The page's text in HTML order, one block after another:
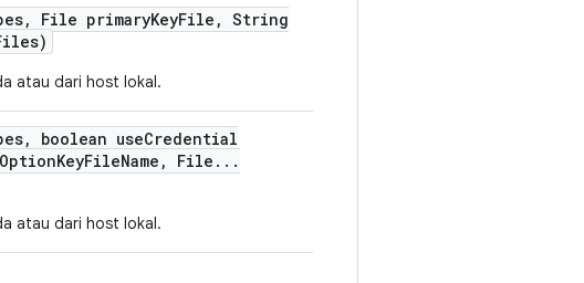
, File primaryKeyFile , String
atau dari host lokal.
, boolean useCredential
OptionKeyFileName , File . . .
atau dari host lokal.